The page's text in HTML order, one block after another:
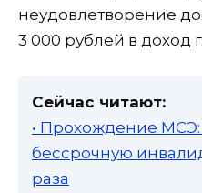
неудовлетворение
3 000 рублей в доход
Сейчас читают:
• Прохождение
бессрочную
раза